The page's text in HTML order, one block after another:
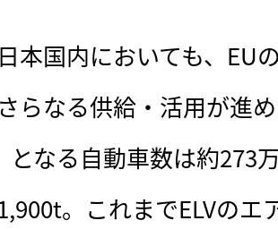
本国内においても、EU
らなる供給・活用が進
となる自動車数は約273
。これまでELVの